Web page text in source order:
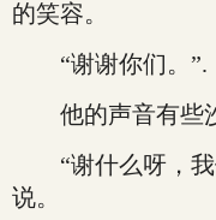
的笑容。
“谢谢你们。”.
他的声音有些沙
“谢什么呀，我
说。